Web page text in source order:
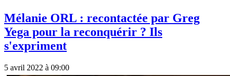
Mélanie ORL : recontactée par Greg
Yega pour la reconquérir ? Ils
s'expriment
5 avril 2022 à 09:00